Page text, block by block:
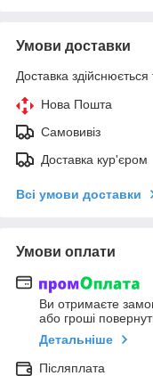
Умови доставки
Доставка здійснюється
Нова Пошта
Самовивіз
Доставка кур'єром
Всі умови доставки
Умови оплати
Ви отримаєте
або гроші
Детальніше
Післяплата